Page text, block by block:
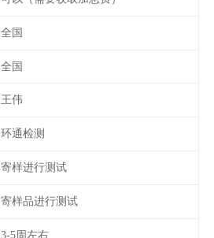
全国
全国
王伟
环通检测
寄样进行测试
寄样品进行测试
3-5周左右